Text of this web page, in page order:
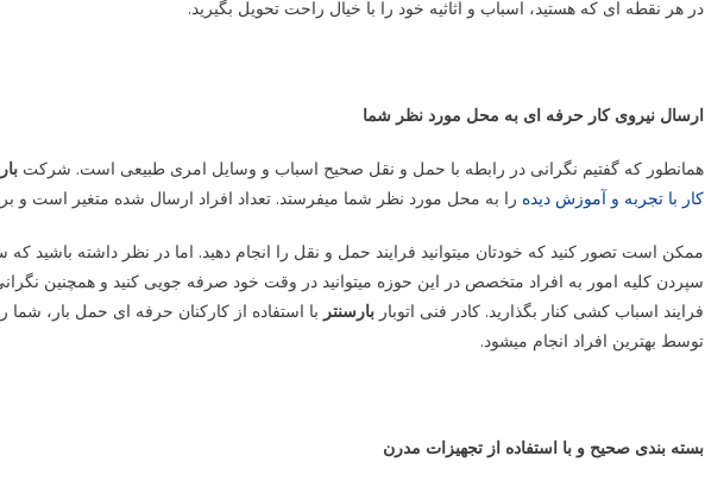
در هر نقطه ای که هستید، اسباب و اثاثیه خود را با خیال راحت تحویل بگیرید.
ارسال نیروی کار حرفه ای به محل مورد نظر شما
همانطور که گفتیم نگرانی در رابطه با حمل و نقل صحیح اسباب و وسایل امری طبیعی است. شرکت
کار با تجربه و آموزش دیده را به محل مورد نظر شما میفرستد. تعداد افراد ارسال شده متغیر است و
ممکن است تصور کنید که خودتان میتوانید فرایند حمل و نقل را انجام دهید. اما در نظر داشته باشید
سپردن کلیه امور به افراد متخصص در این حوزه میتوانید در وقت خود صرفه جویی کنید و همچنین
فرایند اسباب کشی کنار بگذارید. کادر فنی اتوبار بارسنتر با استفاده از کارکنان حرفه ای حمل بار، شما
توسط بهترین افراد انجام میشود.
بسته بندی صحیح و با استفاده از تجهیزات مدرن